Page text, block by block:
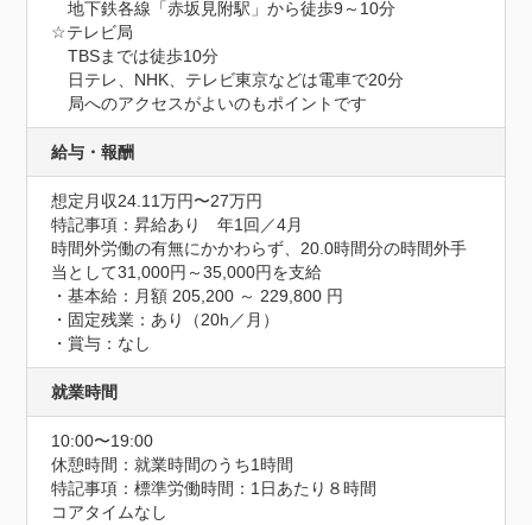
地下鉄各線「赤坂見附駅」から徒歩9～10分
☆テレビ局
TBSまでは徒歩10分
日テレ、NHK、テレビ東京などは電車で20分
局へのアクセスがよいのもポイントです
給与・報酬
想定月収24.11万円〜27万円
特記事項：昇給あり　年1回／4月
時間外労働の有無にかかわらず、20.0時間分の時間外手
当として31,000円～35,000円を支給
・基本給：月額 205,200 ～ 229,800 円
・固定残業：あり（20h／月）
・賞与：なし
就業時間
10:00〜19:00
休憩時間：就業時間のうち1時間
特記事項：標準労働時間：1日あたり８時間
コアタイムなし